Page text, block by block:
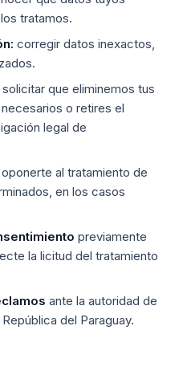
tratamos.
corregir datos inexactos,
solicitar que eliminemos tus
o retires el
legal de
oponerte al tratamiento de
en los casos
previamente
la licitud del tratamiento
ante la autoridad de
del Paraguay.